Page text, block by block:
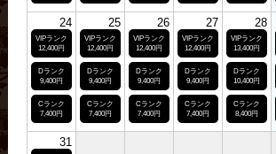
24
VIPランク
12,400円
Dランク
9,400円
Cランク
7,400円
25
VIPランク
12,400円
Dランク
9,400円
Cランク
7,400円
26
VIPランク
12,400円
Dランク
9,400円
Cランク
7,400円
27
VIPランク
12,400円
Dランク
9,400円
Cランク
7,400円
28
VIPランク
13,400円
Dランク
10,400円
Cランク
8,400円
31